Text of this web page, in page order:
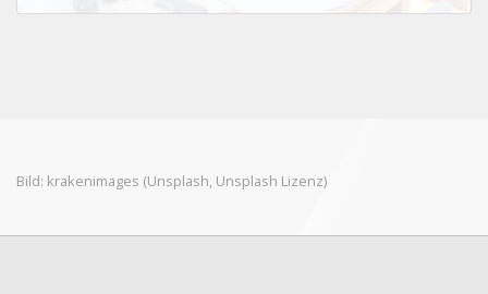
Bild: krakenimages (Unsplash, Unsplash Lizenz)